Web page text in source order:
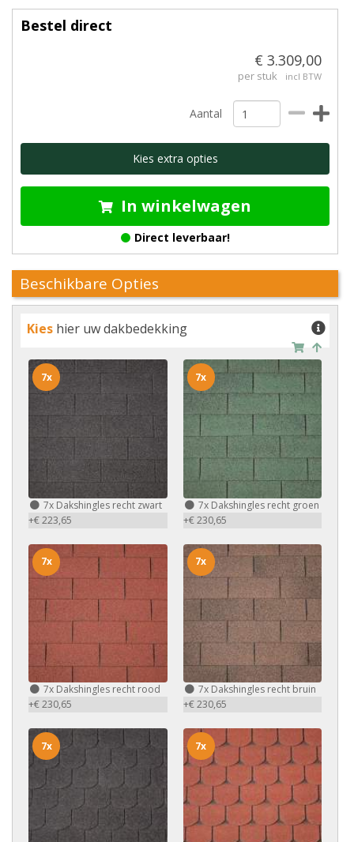
Bestel direct
€ 3.309,00
per stuk incl BTW
Aantal
Kies extra opties
In winkelwagen
Direct leverbaar!
Beschikbare Opties
Kies hier uw dakbedekking
7x Dakshingles recht zwart
+€ 223,65
7x
7xDakshingles recht groen
+€ 230,65
7x
7x Dakshingles recht rood
+€ 230,65
7x
7xDakshingles recht bruin
+€ 230,65
7x
7x 7x